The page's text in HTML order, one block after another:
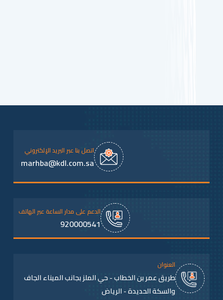
اتصل بنا عبر البريد الإلكتروني
marhba@kdl.com.sa
الدعم على مدار الساعة عبر الهاتف
920000541
العنوان
طريق عمر بن الخطاب - حي الملز بجانب الميناء الجاف
والسكة الحديدة - الرياض